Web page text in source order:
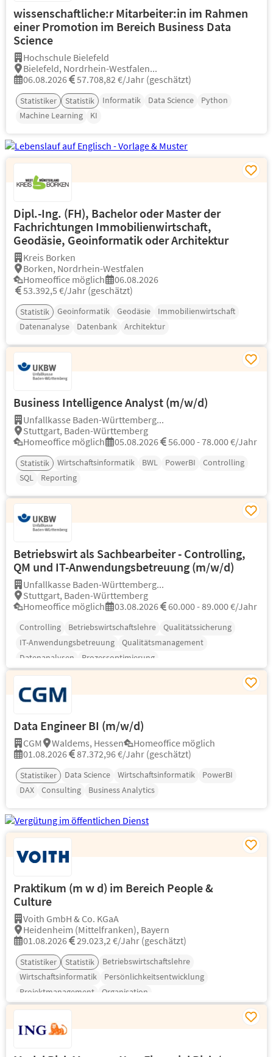
wissenschaftliche:r Mitarbeiter:in im Rahmen
einer Promotion im Bereich Business Data
Science
Hochschule Bielefeld
Bielefeld, Nordrhein-Westfalen...
06.08.2026
57.708,82 €/Jahr (geschätzt)
Statistiker Statistik Informatik Data Science
Python
Machine Learning
KI
Dipl.-Ing. (FH), Bachelor oder Master der
Fachrichtungen Immobilienwirtschaft,
Geodäsie, Geoinformatik oder Architektur
Kreis Borken
Borken, Nordrhein-Westfalen
Homeoffice möglich
06.08.2026
53.392,5 €/Jahr (geschätzt)
Statistik Geoinformatik Geodäsie
Immobilienwirtschaft
Datenanalyse
Datenbank Architektur
Business Intelligence Analyst (m/w/d)
Unfallkasse Baden-Württemberg...
Stuttgart, Baden-Württemberg
Homeoffice möglich
05.08.2026 56.000 - 78.000 €/Jahr
Statistik Wirtschaftsinformatik BWL PowerBI
Controlling
SQL
Reporting
Betriebswirt als Sachbearbeiter - Controlling,
QM und IT-Anwendungsbetreuung (m/w/d)
Unfallkasse Baden-Württemberg...
Stuttgart, Baden-Württemberg
Homeoffice möglich
03.08.2026 60.000 - 89.000 €/Jahr
Controlling Betriebswirtschaftslehre
Qualitätssicherung
IT-Anwendungsbetreuung
Qualitätsmanagement
Datenanalysen
Prozessoptimierung
Data Engineer BI (m/w/d)
CGM Waldems, Hessen
Homeoffice möglich
01.08.2026
87.372,96 €/Jahr (geschätzt)
Statistiker Data Science Wirtschaftsinformatik
PowerBI
DAX
Consulting Business Analytics
Praktikum (m w d) im Bereich People &
Culture
Voith GmbH & Co. KGaA
Heidenheim (Mittelfranken), Bayern
01.08.2026
29.023,2 €/Jahr (geschätzt)
Statistiker Statistik
Betriebswirtschaftslehre
Wirtschaftsinformatik
Persönlichkeitsentwicklung
Projektmanagement
Organisation